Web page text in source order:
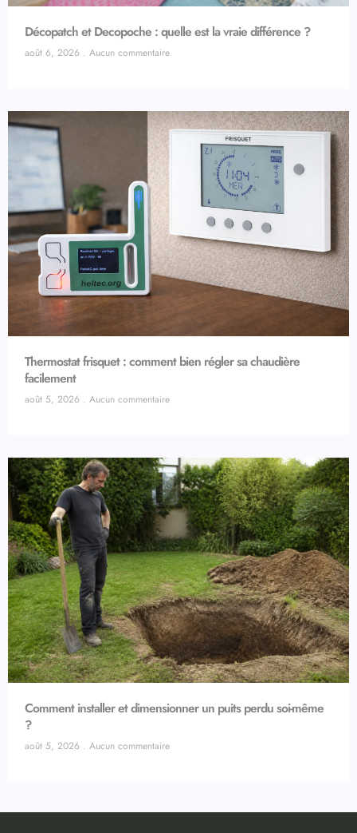
Décopatch et Decopoche : quelle est la vraie différence ?
août 6, 2026 Aucun commentaire
Thermostat frisquet : comment bien régler sa chaudière
facilement
août 5, 2026 Aucun commentaire
Comment installer et dimensionner un puits perdu soi-même
?
août 5, 2026 Aucun commentaire